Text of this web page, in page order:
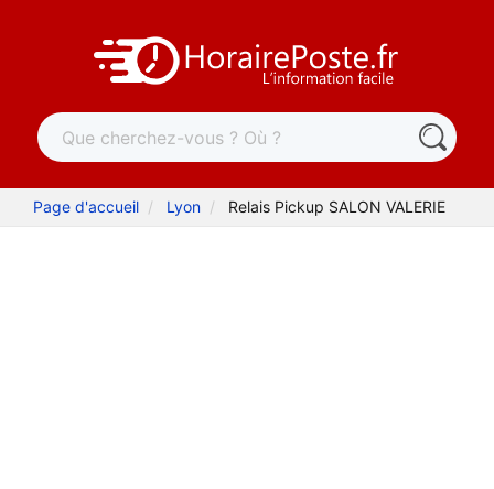
Page d'accueil Lyon Relais Pickup SALON VALERIE